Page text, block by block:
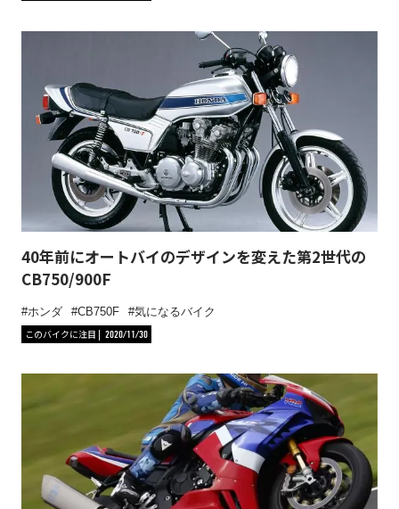
40年前にオートバイのデザインを変えた第2世代の
CB750/900F
ホンダ CB750F
気になるバイク
このバイクに注目
2020/11/30